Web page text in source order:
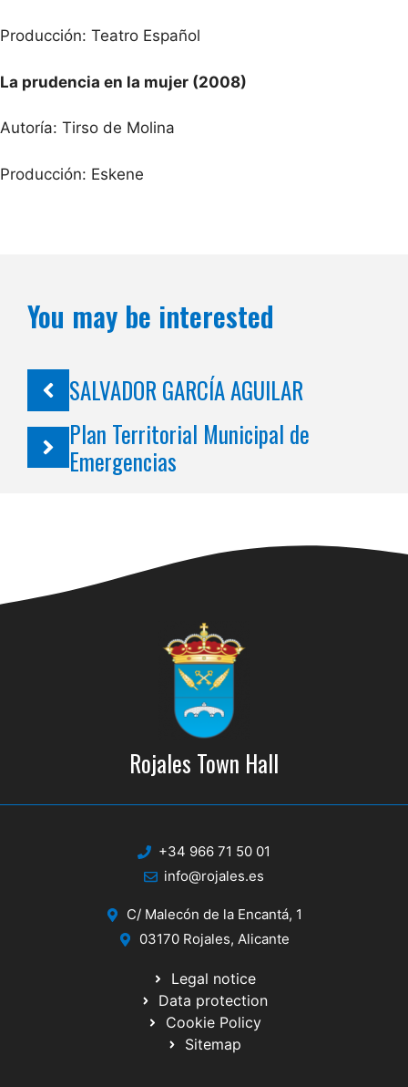
Producción: Teatro Español
La prudencia en la mujer (2008)
Autoría: Tirso de Molina
Producción: Eskene
You may be interested
SALVADOR GARCÍA AGUILAR
Plan Territorial Municipal de
Emergencias
Rojales Town Hall
+34 966 71 50 01
info@rojales.es
C/ Malecón de la Encantá, 1
03170 Rojales, Alicante
Legal notice
Data protection
Cookie Policy
Sitemap